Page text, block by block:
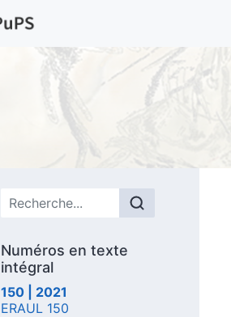
Menu principal
Numéros en texte
intégral
150 | 2021
ERAUL 150